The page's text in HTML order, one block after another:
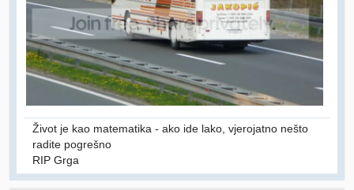
Život je kao matematika - ako ide lako, vjerojatno nešto
radite pogrešno
RIP Grga